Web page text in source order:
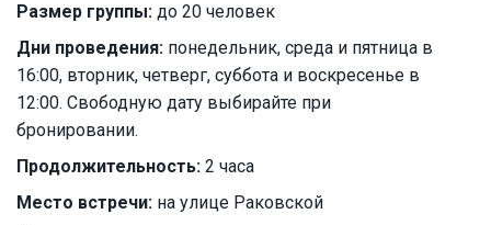
Размер группы: до 20 человек
Дни проведения: понедельник, среда и пятница в
16:00, вторник, четверг, суббота и воскресенье в
12:00. Свободную дату выбирайте при
бронировании.
Продолжительность: 2 часа
Место встречи: на улице Раковской